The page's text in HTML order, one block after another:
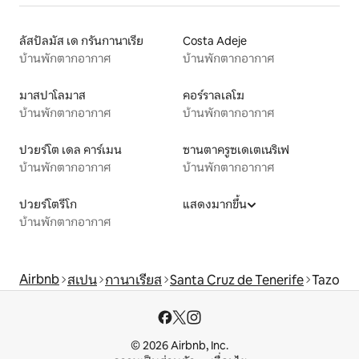
ลัสปัลมัส เด กรันกานาเรีย
บ้านพักตากอากาศ
Costa Adeje
บ้านพักตากอากาศ
มาสปาโลมาส
บ้านพักตากอากาศ
คอร์ราลเลโฆ
บ้านพักตากอากาศ
ปวยร์โต เดล คาร์เมน
บ้านพักตากอากาศ
ซานตาครูซเดเตเนริเฟ
บ้านพักตากอากาศ
ปวยร์โตรีโก
บ้านพักตากอากาศ
แสดงมากขึ้น
Airbnb สเปน กานาเรียส Santa Cruz de Tenerife Tazo
© 2026 Airbnb, Inc.